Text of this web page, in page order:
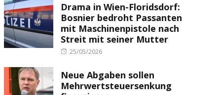
Drama in Wien-Floridsdorf:
Bosnier bedroht Passanten
mit Maschinenpistole nach
Streit mit seiner Mutter
Posted
25/05/2026
Neue Abgaben sollen
Mehrwertsteuersenkung